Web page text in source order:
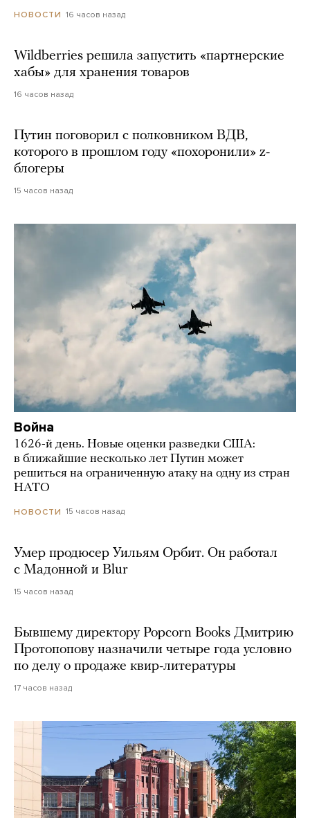
НОВОСТИ 16 часов назад
Wildberries решила запустить «партнерские
хабы» для хранения товаров
16 часов назад
Путин поговорил с полковником ВДВ,
которого в прошлом году «похоронили» z-
блогеры
15 часов назад
Война
1626-й день. Новые оценки разведки США:
в ближайшие несколько лет Путин может
решиться на ограниченную атаку на одну из стран
НАТО
НОВОСТИ 15 часов назад
Умер продюсер Уильям Орбит. Он работал
с Мадонной и Blur
15 часов назад
Бывшему директору Popcorn Books Дмитрию
Протопопову назначили четыре года условно
по делу о продаже квир-литературы
17 часов назад